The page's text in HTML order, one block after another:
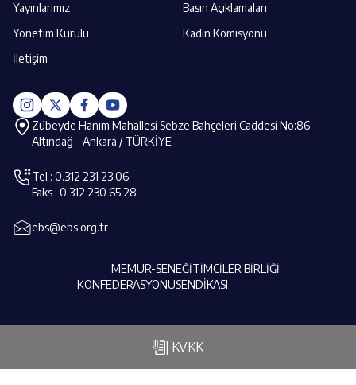
Yayınlarımız
Basın Açıklamaları
Yönetim Kurulu
Kadın Komisyonu
İletişim
MEMUR-SEN
KONFEDERASYONU
EĞİTİMCİLER BİRLİĞİ
SENDİKASI
Zübeyde Hanım Mahallesi Sebze Bahçeleri Caddesi No:86
Altındağ - Ankara / TÜRKİYE
Tel : 0.312 231 23 06
Faks : 0.312 230 65 28
ebs@ebs.org.tr
| KVKK